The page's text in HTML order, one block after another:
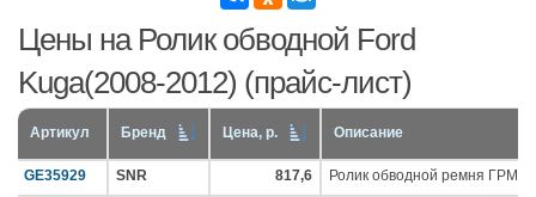
Цены на Ролик обводной Ford
Kuga(2008-2012) (прайс-лист)
Артикул Бренд Цена, р. Описание
GE35929 SNR 817,6 Ролик обводной ремня ГРМ